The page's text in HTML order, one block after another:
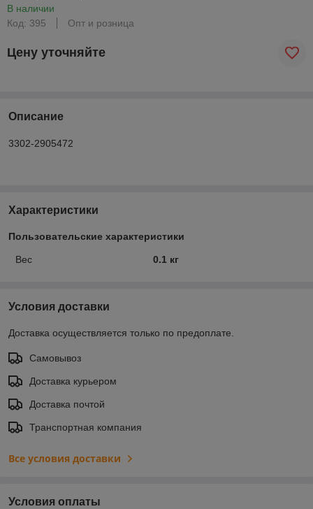
В наличии
Код: 395
Опт и розница
Цену уточняйте
Описание
3302-2905472
Характеристики
Пользовательские характеристики
Вес 0.1 кг
Условия доставки
Доставка осуществляется только по предоплате.
Самовывоз
Доставка курьером
Доставка почтой
Транспортная компания
Все условия доставки
Условия оплаты